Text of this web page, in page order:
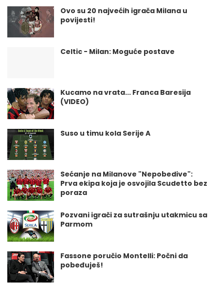
Ovo su 20 najvećih igrača Milana u
povijesti!
Celtic - Milan: Moguće postave
Kucamo na vrata... Franca Baresija
(VIDEO)
Suso u timu kola Serije A
Sećanje na Milanove "Nepobedive":
Prva ekipa koja je osvojila Scudetto bez
poraza
Pozvani igrači za sutrašnju utakmicu sa
Parmom
Fassone poručio Montelli: Počni da
pobeđuješ!